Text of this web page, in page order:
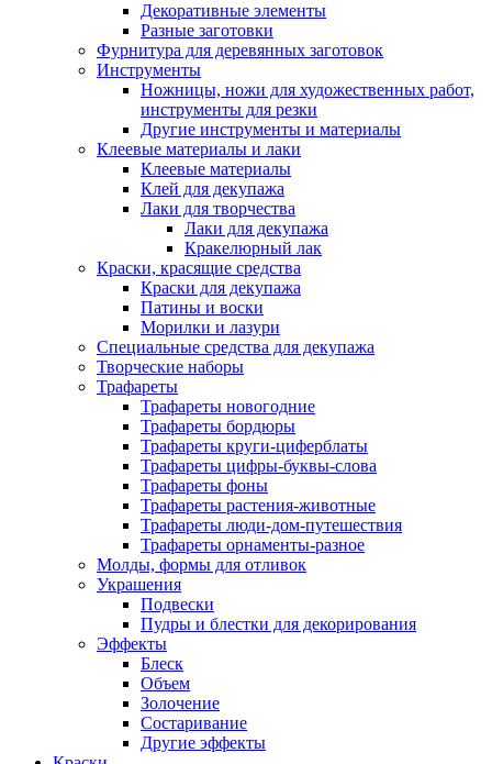
Декоративные элементы
Разные заготовки
Фурнитура для деревянных заготовок
Инструменты
Ножницы, ножи для художественных работ,
инструменты для резки
Другие инструменты и материалы
Клеевые материалы и лаки
Клеевые материалы
Клей для декупажа
Лаки для творчества
Лаки для декупажа
Кракелюрный лак
Краски, красящие средства
Краски для декупажа
Патины и воски
Морилки и лазури
Специальные средства для декупажа
Творческие наборы
Трафареты
Трафареты новогодние
Трафареты бордюры
Трафареты круги-циферблаты
Трафареты цифры-буквы-слова
Трафареты фоны
Трафареты растения-животные
Трафареты люди-дом-путешествия
Трафареты орнаменты-разное
Молды, формы для отливок
Украшения
Подвески
Пудры и блестки для декорирования
Эффекты
Блеск
Объем
Золочение
Состаривание
Другие эффекты